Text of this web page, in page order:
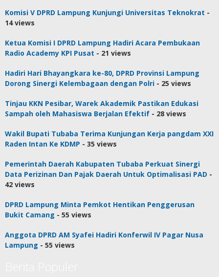
Komisi V DPRD Lampung Kunjungi Universitas Teknokrat -
14 views
Ketua Komisi I DPRD Lampung Hadiri Acara Pembukaan
Radio Academy KPI Pusat - 21 views
Hadiri Hari Bhayangkara ke-80, DPRD Provinsi Lampung
Dorong Sinergi Kelembagaan dengan Polri - 25 views
Tinjau KKN Pesibar, Warek Akademik Pastikan Edukasi
Sampah oleh Mahasiswa Berjalan Efektif - 28 views
Wakil Bupati Tubaba Terima Kunjungan Kerja pangdam XXI
Raden Intan Ke KDMP - 35 views
Pemerintah Daerah Kabupaten Tubaba Perkuat Sinergi
Data Perizinan Dan Pajak Daerah Untuk Optimalisasi PAD -
42 views
DPRD Lampung Minta Pemkot Hentikan Penggerusan
Bukit Camang - 55 views
Anggota DPRD AM Syafei Hadiri Konferwil IV Pagar Nusa
Lampung - 55 views